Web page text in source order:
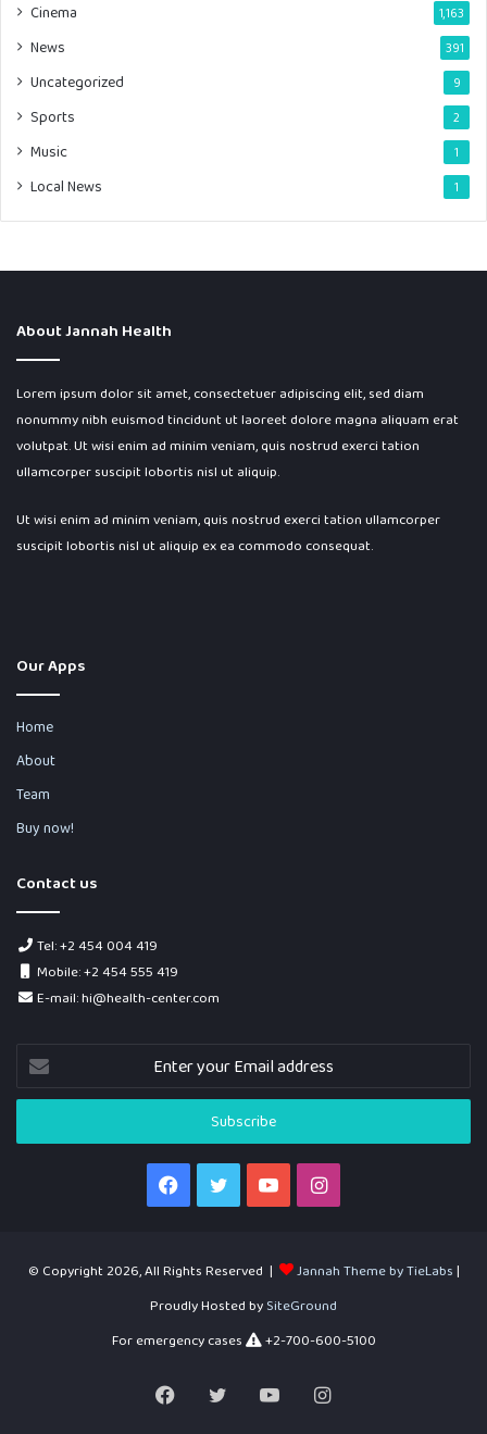
Cinema 1,163
News 391
Uncategorized 9
Sports 2
Music 1
Local News 1
About Jannah Health
Lorem ipsum dolor sit amet, consectetuer adipiscing elit, sed diam
nonummy nibh euismod tincidunt ut laoreet dolore magna aliquam erat
volutpat. Ut wisi enim ad minim veniam, quis nostrud exerci tation
ullamcorper suscipit lobortis nisl ut aliquip.
Ut wisi enim ad minim veniam, quis nostrud exerci tation ullamcorper
suscipit lobortis nisl ut aliquip ex ea commodo consequat.
Our Apps
Home
About
Team
Buy now!
Contact us
Tel: +2 454 004 419
Mobile: +2 454 555 419
E-mail: hi@health-center.com
Enter
your
Email
FacebookTwitter YouTubeInstagram
© Copyright 2026, All Rights Reserved | Jannah Theme by TieLabs |
Proudly Hosted by SiteGround
For emergency cases
+2-700-600-5100
FacebookTwitter YouTubeInstagram